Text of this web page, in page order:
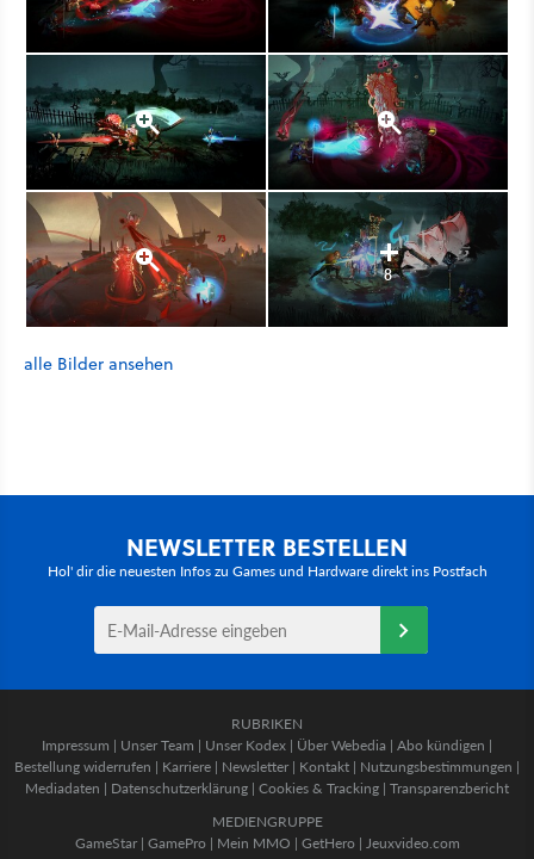
8
alle Bilder ansehen
NEWSLETTER BESTELLEN
Hol' dir die neuesten Infos zu Games und Hardware direkt ins Postfach
RUBRIKEN
Impressum | Unser Team | Unser Kodex | Über Webedia | Abo kündigen |
Bestellung widerrufen | Karriere | Newsletter | Kontakt | Nutzungsbestimmungen |
Mediadaten | Datenschutzerklärung | Cookies & Tracking | Transparenzbericht
MEDIENGRUPPE
GameStar| GamePro | Mein MMO | GetHero | Jeuxvideo.com